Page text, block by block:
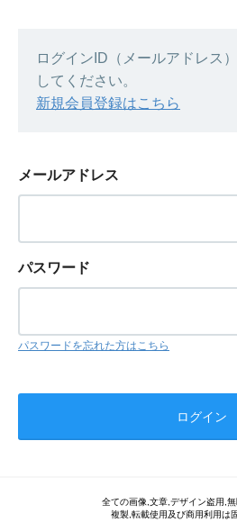
ログインID（メールアドレス
してください。
新規会員登録はこちら
メールアドレス
パスワード
パスワードを忘れた方はこちら
全ての画像,文章,デザイン盗用,無
複製,転載使用及び商用利用は